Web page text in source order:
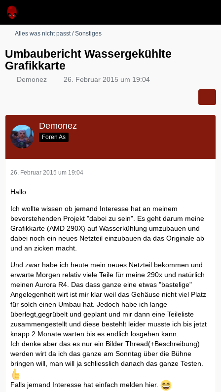
Alles was nicht passt / Sonstiges
Umbaubericht Wassergekühlte
Grafikkarte
Demonez 26. Februar 2015 um 19:04
Demonez
Foren As
26. Februar 2015 um 19:04
Hallo
Ich wollte wissen ob jemand Interesse hat an meinem
bevorstehenden Projekt "dabei zu sein". Es geht darum meine
Grafikkarte (AMD 290X) auf Wasserkühlung umzubauen und
dabei noch ein neues Netzteil einzubauen da das Originale ab
und an zicken macht.
Und zwar habe ich heute mein neues Netzteil bekommen und
erwarte Morgen relativ viele Teile für meine 290x und natürlich
meinen Aurora R4. Das dass ganze eine etwas "bastelige"
Angelegenheit wirt ist mir klar weil das Gehäuse nicht viel Platz
für solch einen Umbau hat. Jedoch habe ich lange
überlegt,gegrübelt und geplant und mir dann eine Teileliste
zusammengestellt und diese bestehlt leider musste ich bis jetzt
knapp 2 Monate warten bis es endlich losgehen kann.
Ich denke aber das es nur ein Bilder Thread(+Beschreibung)
werden wirt da ich das ganze am Sonntag über die Bühne
bringen will, man will ja schliesslich danach das ganze Testen.
Falls jemand Interesse hat einfach melden hier.